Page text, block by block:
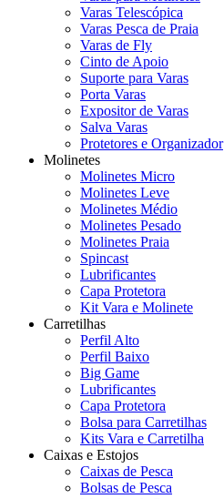
Varas Telescópica
Varas Pesca de Praia
Varas de Fly
Cinto de Apoio
Suporte para Varas
Porta Varas
Expositor de Varas
Salva Varas
Protetores e Organizador
Molinetes
Molinetes Micro
Molinetes Leve
Molinetes Médio
Molinetes Pesado
Molinetes Praia
Spincast
Lubrificantes
Capa Protetora
Kit Vara e Molinete
Carretilhas
Perfil Alto
Perfil Baixo
Big Game
Lubrificantes
Capa Protetora
Bolsa para Carretilhas
Kits Vara e Carretilha
Caixas e Estojos
Caixas de Pesca
Bolsas de Pesca